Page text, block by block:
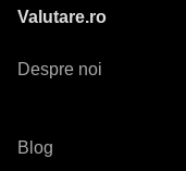
Valutare.ro
Despre noi
Blog